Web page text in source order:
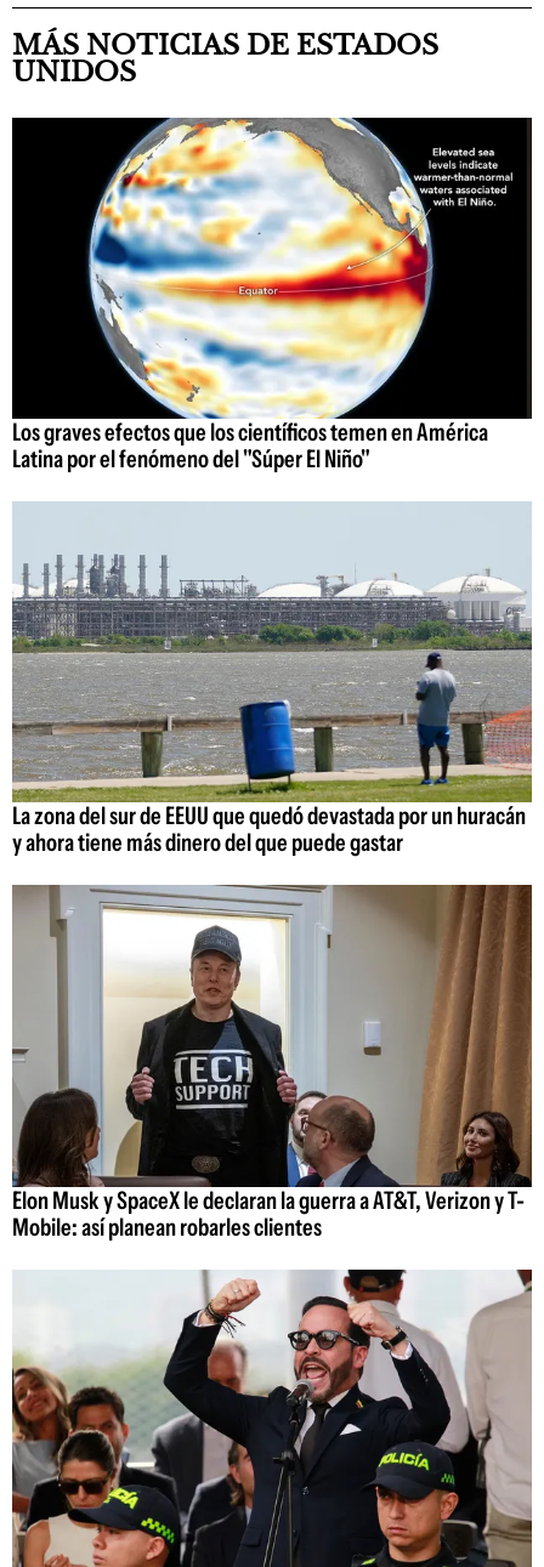
MÁS NOTICIAS DE ESTADOS
UNIDOS
Los graves efectos que los científicos temen en América
Latina por el fenómeno del "Súper El Niño"
La zona del sur de EEUU que quedó devastada por un huracán
y ahora tiene más dinero del que puede gastar
Elon Musk y SpaceX le declaran la guerra a AT&T, Verizon y T-
Mobile: así planean robarles clientes